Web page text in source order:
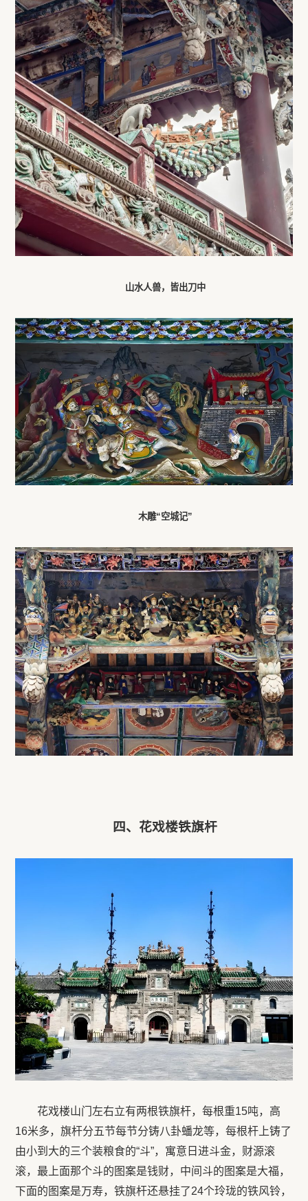
山水人兽，皆出刀中
木雕“空城记”
四、花戏楼铁旗杆
花戏楼山门左右立有两根铁旗杆，每根重15吨，高
16米多，旗杆分五节每节分铸八卦蟠龙等，每根杆上铸了
由小到大的三个装粮食的“斗”，寓意日进斗金，财源滚
滚，最上面那个斗的图案是钱财，中间斗的图案是大福，
下面的图案是万寿，铁旗杆还悬挂了24个玲珑的铁风铃，